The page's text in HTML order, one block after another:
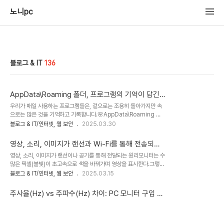
노니pc
블로그 & IT 136
AppData\Roaming 폴더, 프로그램의 기억이 담긴
서랍 — 반드시 백업해야 할 이유
우리가 매일 사용하는 프로그램들은, 겉으로는 조용히 돌아가지만 속
으로는 많은 것을 기억하고 기록합니다.🌸AppData\Roaming 폴
더, 컴퓨터를 바꾸기 전 꼭 백업해야 할 ‘숨겨진 작업실'프로그램 설정
다.“Roaming 폴더"를 백업하지 않으면 잃는 것들컴퓨터를 사용하
다 보면 가끔 마주치는 낯선 경로가 있습니다.C:\Users\[사용자이
름]\AppData\Roaming — 이 폴더의 이름은 무언가 기술적이고
어려워 보이지만, 사실 이곳은 당신이 사용하는 프로그램들의 ‘비밀 서
랍’과도 같은 존재입니다.🌸 AppData\Roaming 폴더란?
공간이며, 그 중에..
블로그 & IT/인터넷, 웹 보안 2025.03.30
영상, 소리, 이미지가 랜선과 Wi-Fi를 통해 전송되는
원리: 초보자도 쉽게 이해하는 데이터 이동 과정
영상, 소리, 이미지가 랜선이나 공기를 통해 전달되는 원리모니터는 수
많은 픽셀(불빛)이 초고속으로 색을 바꿔가며 영상을 표시한다.그렇다
면 이 영상, 소리, 이미지가 인터넷(랜선)이나 공기(무선 네트워크,
는 영상과 소리는 "전기 신호(디지털 데이터)"로 변환되어 전달된 후,
블로그 & IT/인터넷, 웹 보안 2025.03.15
주사율(Hz) vs 주파수(Hz) 차이: PC 모니터 구입 시